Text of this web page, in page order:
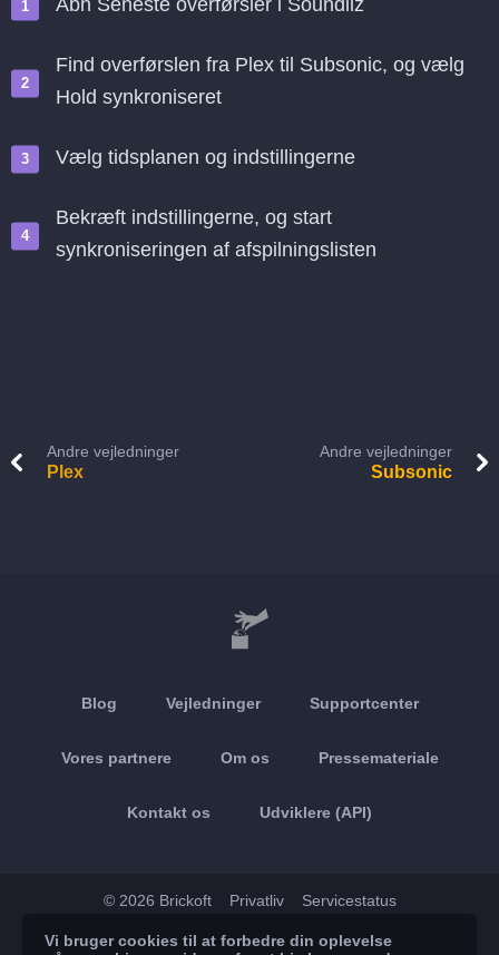
Åbn Seneste overførsler i Soundiiz
Find overførslen fra Plex til Subsonic, og vælg
Hold synkroniseret
Vælg tidsplanen og indstillingerne
Bekræft indstillingerne, og start
synkroniseringen af afspilningslisten
Andre vejledninger
Plex
Andre vejledninger
Subsonic
Blog Vejledninger Supportcenter
Vores partnere Om os Pressemateriale
Kontakt os Udviklere (API)
© 2026 Brickoft Privatliv Servicestatus
Vi bruger cookies til at forbedre din oplevelse